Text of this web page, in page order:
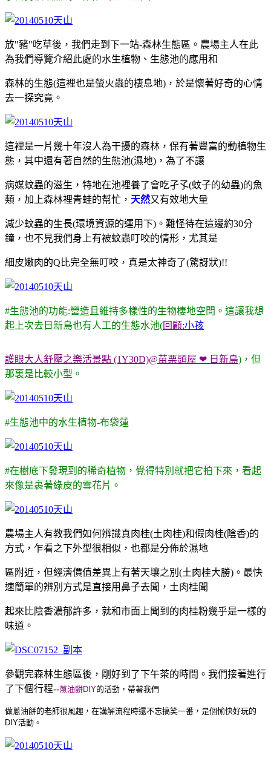
放"豬"吃草後，我們走到下一站-森林生態區。農場主人在此
為我們導覽介紹此處的水生植物、生態池的應用和
森林的生態(這裡也是螢火蟲的棲息地)，於是懷著好奇的心情
去一探究竟。
這裡是一片幾十年沒人為干擾的森林，保有著豐富的動植物生
態，其中還有著自然的生態池(濕地)，為了不讓
病媒蚊蟲的滋生，特地在池裡養了會吃孑孓(蚊子的幼蟲)的魚
類，加上森林裡青蛙的幫忙， 天然又有效地大量
減少蚊蟲的生長(環境資源的運用下)。難怪待在這邊約30分
鐘，也不見我們身上有被蚊蟲叮咬的情形，尤其是
細皮嫩肉的Q比完全無叮咬，真是太神奇了(驚訝狀)!!
#生態池的功能:營造且維持多樣性的生物棲地空間。這讓我想
起上次去日新島也有人工的生態水池(回顧:小孩
護眼大人舒壓之樂活景點 (1Y30D)@苗栗頭屋 ❤ 日新島)， 但
那裏是比較小型。
#生態池中的水生植物-布袋蓮
#在樹底下發現到的稀奇植物，覺得特別就把它拍下來，看起
來像是裹著綠皮的雪花片。
農場主人有教我們如何辨識真肉桂(土肉桂)和假肉桂(陰香)的
方式，乍看之下外型很相似，也都是分佈於濕地
區附近，但經濟價值差異上有著天壤之別(土肉桂大勝)。最快
速簡單的辨別方式是直接用鼻子去聞，土肉桂聞
起來比陰香濃郁許多，就和市面上聞到的肉桂粉幾乎是一樣的
味道。
參觀完森林生態區後，剛好到了下午茶的時間。我們接著進行
了下個行程--蔥油餅DIY的活動，帶著我們
做蔥油餅的老師很風趣，在講解流程時還不忘搞笑一番，是個愉快好玩的
DIY活動。